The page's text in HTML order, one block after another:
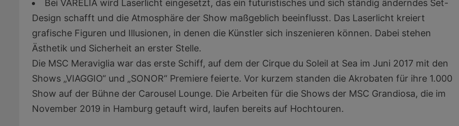
Bei VARÉLIA wird Laserlicht eingesetzt, das ein futuristisches und sich ständig änderndes Set-
Design schafft und die Atmosphäre der Show maßgeblich beeinflusst. Das Laserlicht kreiert
grafische Figuren und Illusionen, in denen die Künstler sich inszenieren können. Dabei stehen
Ästhetik und Sicherheit an erster Stelle.
Die MSC Meraviglia war das erste Schiff, auf dem der Cirque du Soleil at Sea im Juni 2017 mit den
Shows „VIAGGIO“ und „SONOR“ Premiere feierte. Vor kurzem standen die Akrobaten für ihre 1.000
Show auf der Bühne der Carousel Lounge. Die Arbeiten für die Shows der MSC Grandiosa, die im
November 2019 in Hamburg getauft wird, laufen bereits auf Hochtouren.